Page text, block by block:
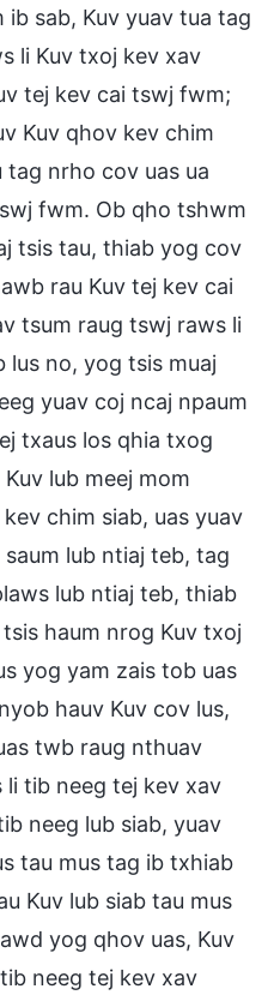
sab, Kuv yuav tua tag
li Kuv txoj kev xav
tej kev cai tswj fwm;
Kuv qhov kev chim
tag nrho cov uas ua
fwm. Ob qho tshwm
tsis tau, thiab yog cov
rau Kuv tej kev cai
tsum raug tswj raws li
lus no, yog tsis muaj
yuav coj ncaj npaum
txaus los qhia txog
lub meej mom
chim siab, uas yuav
lub ntiaj teb, tag
lub ntiaj teb, thiab
haum nrog Kuv txoj
yog yam zais tob uas
hauv Kuv cov lus,
twb raug nthuav
tib neeg tej kev xav
neeg lub siab, yuav
tau mus tag ib txhiab
Kuv lub siab tau mus
yog qhov uas, Kuv
neeg tej kev xav